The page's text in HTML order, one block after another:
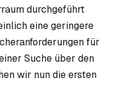
durchgeführt
eine geringere
für
Suche über den
wir nun die ersten